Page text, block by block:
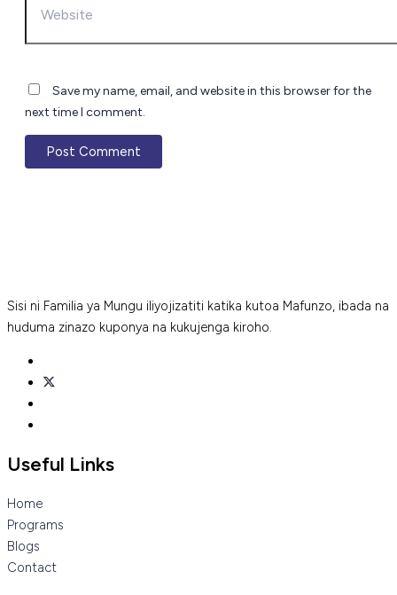
Save my name, email, and website in this browser for the
next time I comment.
Sisi ni Familia ya Mungu iliyojizatiti katika kutoa Mafunzo, ibada na
huduma zinazo kuponya na kukujenga kiroho.
Useful Links
Home
Programs
Blogs
Contact